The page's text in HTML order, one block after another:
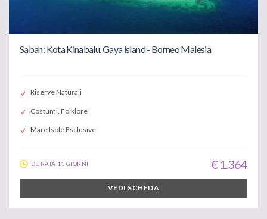
Sabah: Kota Kinabalu, Gaya island - Borneo Malesia
Riserve Naturali
Costumi, Folklore
Mare Isole Esclusive
DURATA 11 GIORNI € 1.364
VEDI SCHEDA